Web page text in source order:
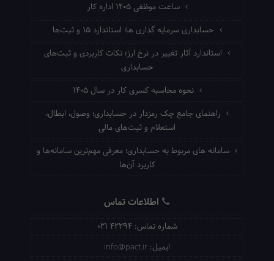
ساعت موظفی ۱۴۰۵ اداره کار
حسابداری سرمایه گذاری ها؛ استاندارد ۱۵ و ثبت‌ها
استاندارد آثار تغییر در نرخ ارز؛ نکات کاربردی و ثبت‌های
حسابداری
نحوه محاسبه کسری کار در سال ۱۴۰۵
راهنمای جامع چک رمزدار در حسابداری؛ وصول، ابطال،
استعلام و ثبت‌های مالی
سامانه های مربوط به حسابداری؛ معرفی مهم‌ترین سامانه‌ها و
کاربرد آن‌ها
اطلاعات تماس
شماره تماس: 021 42294
ایمیل: info@pact.ir